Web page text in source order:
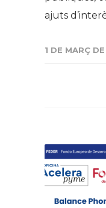
ajuts
1 DE MARÇ